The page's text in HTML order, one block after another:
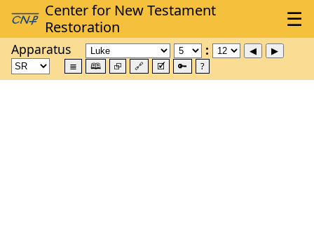
Apparatus
≣ 🕮 ⮺ 🔗 🗹 🔑 ?